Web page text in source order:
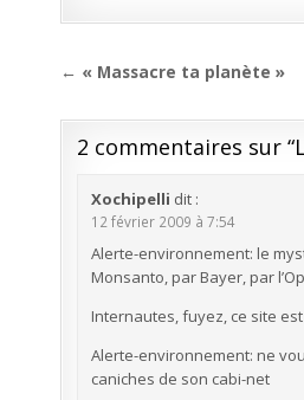
Navigation
de
l’article
← « Massacre ta planète »
2 commentaires sur “
Xochipelli dit :
12 février 2009 à 7:54
Alerte-environnement: le
Monsanto, par Bayer, par
Internautes, fuyez, ce site
Alerte-environnement: ne
caniches de son cabi-net